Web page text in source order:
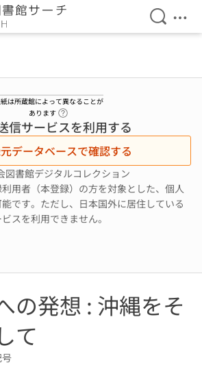
検索を
メ
は所蔵館によって異なることが
あります
信サービスを利用する
データベースで確認する
図書館デジタルコレクション
用者（本登録）の方を対象とした、個人
です。ただし、日本国外に居住している
スを利用できません。
の発想 : 沖縄をそ
て